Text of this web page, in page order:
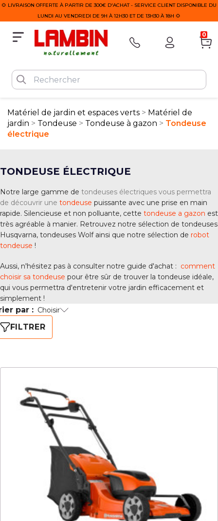
🌻 LIVRAISON OFFERTE À PARTIR DE 300€ D'ACHAT - SERVICE CLIENT DISPONIBLE DU
LUNDI AU VENDREDI DE 9H À 12H30 ET DE 13H30 À 18H 🌻
0
Matériel de jardin et espaces verts
Matériel de
jardin
Tondeuse Tondeuse à gazon
Tondeuse
électrique
TONDEUSE ÉLECTRIQUE
Notre large gamme de tondeuses électriques vous permettra
de découvrir une tondeuse puissante avec une prise en main
rapide. Silencieuse et non polluante, cette tondeuse a gazon est
très agréable à manier. Retrouvez notre sélection de tondeuses
Husqvarna, tondeuses Wolf ainsi que notre sélection de robot
tondeuse !
Aussi, n'hésitez pas à consulter notre guide d'achat : comment
choisir sa tondeuse pour être sûr de trouver la tondeuse idéale,
qui vous permettra d'entretenir votre jardin efficacement et
simplement !
par : Choisir
FILTRER